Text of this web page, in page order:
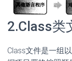
2.Class类
Class文件是一组